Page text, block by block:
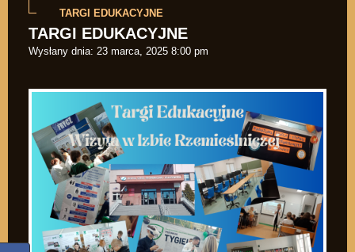
TARGI EDUKACYJNE
TARGI EDUKACYJNE
Wysłany dnia: 23 marca, 2025 8:00 pm